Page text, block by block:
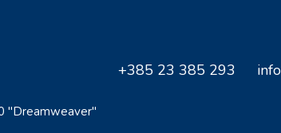
+385 23 385 293
"Dreamweaver"